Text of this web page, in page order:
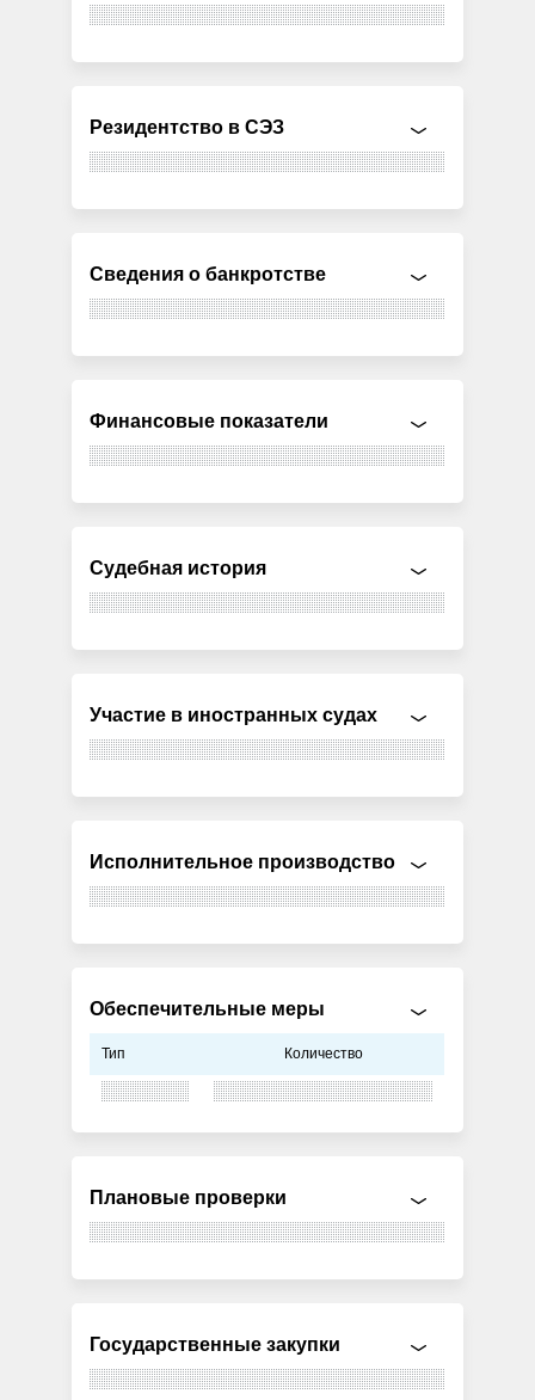
Резидентство в СЭЗ
Сведения о банкротстве
Финансовые показатели
Судебная история
Участие в иностранных судах
Исполнительное производство
Обеспечительные меры
Тип Количество
Плановые проверки
Государственные закупки